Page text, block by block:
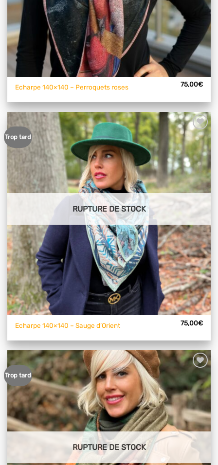
Echarpe 140×140 – Perroquets roses 75,00€
Trop tard
Ajouter
à mes
articles
favoris
RUPTURE DE STOCK
Echarpe 140×140 – Sauge d’Orient 75,00€
Trop tard
Ajouter
à mes
articles
favoris
RUPTURE DE STOCK